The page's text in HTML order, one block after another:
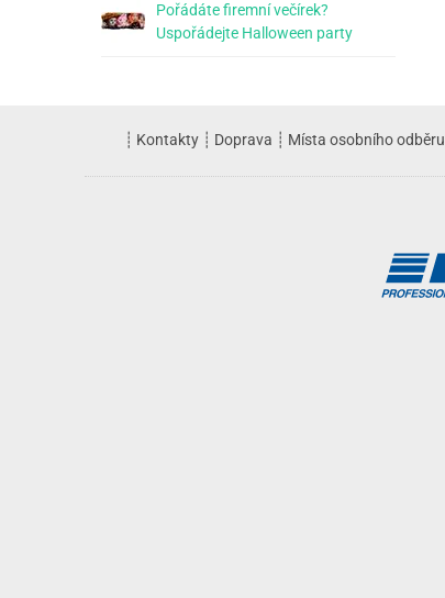
Pořádáte firemní večírek?
Uspořádejte Halloween party
┊ Kontakty ┊ Doprava ┊ Místa osobního odběru